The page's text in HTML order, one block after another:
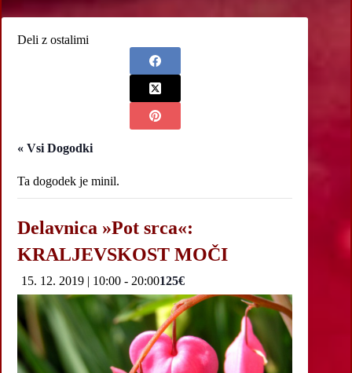
Deli z ostalimi
« Vsi Dogodki
Ta dogodek je minil.
Delavnica »Pot srca«:
KRALJEVSKOST MOČI
15. 12. 2019 | 10:00 - 20:00125€